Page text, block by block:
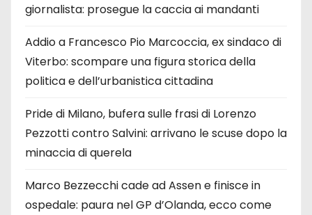
giornalista: prosegue la caccia ai mandanti
Addio a Francesco Pio Marcoccia, ex sindaco di
Viterbo: scompare una figura storica della
politica e dell’urbanistica cittadina
Pride di Milano, bufera sulle frasi di Lorenzo
Pezzotti contro Salvini: arrivano le scuse dopo la
minaccia di querela
Marco Bezzecchi cade ad Assen e finisce in
ospedale: paura nel GP d’Olanda, ecco come